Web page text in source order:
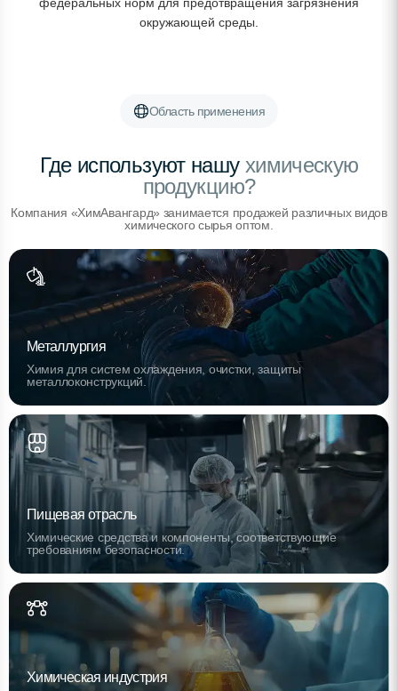
окружающей среды.
Область применения
Где используют нашухимическую
продукцию?
Компания «ХимАвангард» занимается продажей различных видов
химического сырья оптом.
Металлургия
Химия для систем охлаждения, очистки, защиты
металлоконструкций.
Пищевая отрасль
Химические средства и компоненты, соответствующие
требованиям безопасности.
Химическая индустрия